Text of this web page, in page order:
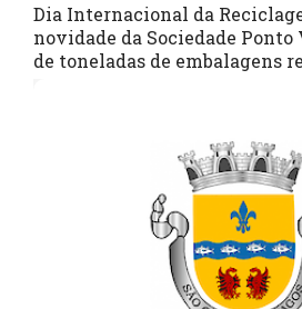
Dia Internacional da
novidade da Sociedade Ponto
de toneladas de embalagens